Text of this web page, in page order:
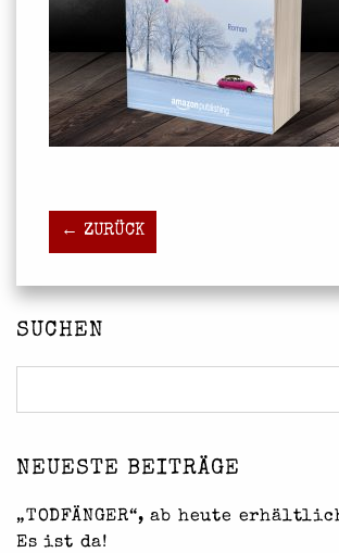
← ZURÜCK
SUCHEN
NEUESTE BEITRÄGE
„TODFÄNGER“, ab heute
Es ist da!